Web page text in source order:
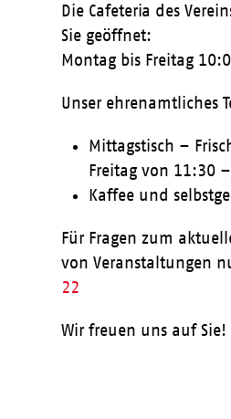
Die Cafeteria des
Sie geöffnet:
Montag bis Freitag
Unser ehrenamtliches
Mittagstisch –
Freitag von 11:30
Kaffee und
Für Fragen zum
von Veranstaltungen
22
Wir freuen uns auf Sie!